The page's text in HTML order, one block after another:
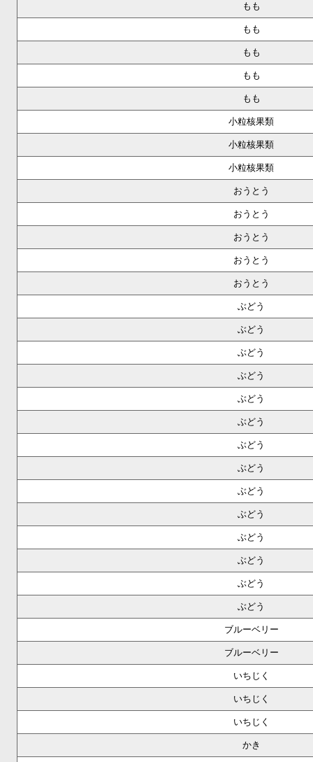
もも
もも
もも
もも
もも
小粒核果類
小粒核果類
小粒核果類
おうとう
おうとう
おうとう
おうとう
おうとう
ぶどう
ぶどう
ぶどう
ぶどう
ぶどう
ぶどう
ぶどう
ぶどう
ぶどう
ぶどう
ぶどう
ぶどう
ぶどう
ぶどう
ブルーベリー
ブルーベリー
いちじく
いちじく
いちじく
かき